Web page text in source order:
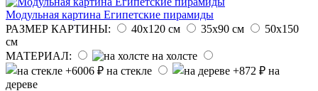
Модульная картина Египетские пирамиды
РАЗМЕР КАРТИНЫ:
40х120 см 35х90 см
50х150
см
МАТЕРИАЛ:
на холсте
на стекле
на
дереве